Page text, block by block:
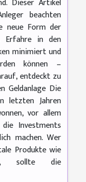
beachten
neue Form der
Erfahre in den
minimiert und
können –
entdeckt zu
Geldanlage Die
letzten Jahren
vor allem
Investments
machen. Wer
Produkte wie
sollte die